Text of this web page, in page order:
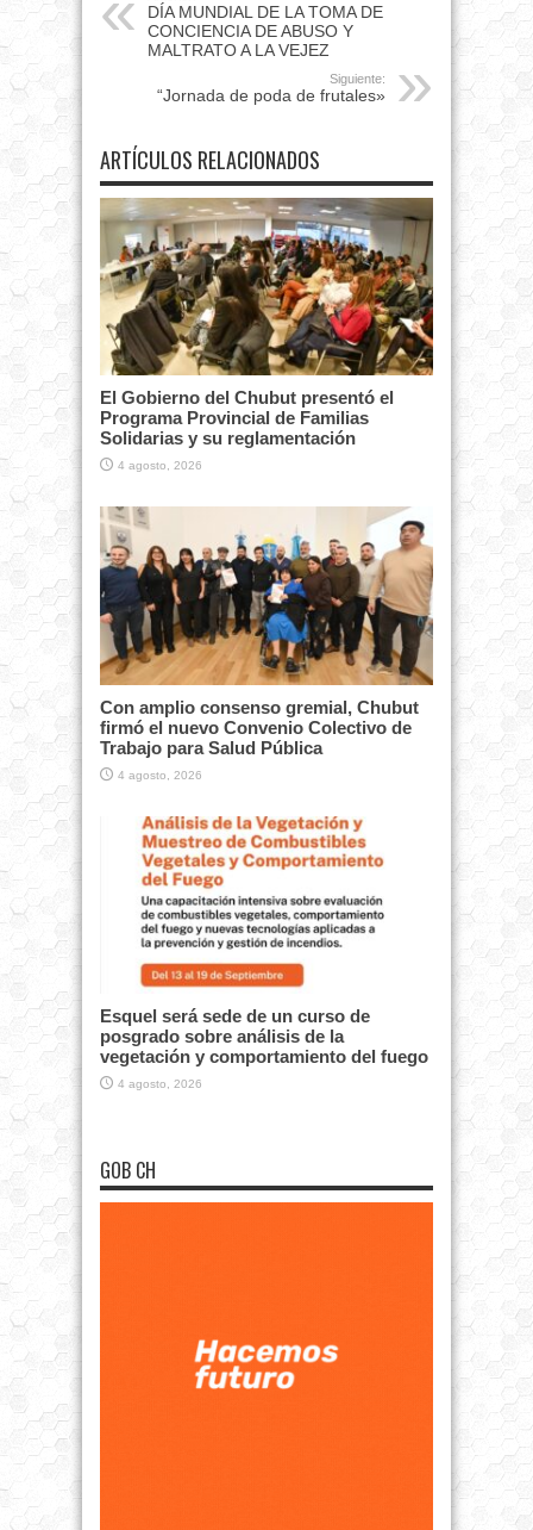
DÍA MUNDIAL DE LA TOMA DE
CONCIENCIA DE ABUSO Y
MALTRATO A LA VEJEZ
Siguiente:
“Jornada de poda de frutales»
ARTÍCULOS RELACIONADOS
El Gobierno del Chubut presentó el
Programa Provincial de Familias
Solidarias y su reglamentación
4 agosto, 2026
Con amplio consenso gremial, Chubut
firmó el nuevo Convenio Colectivo de
Trabajo para Salud Pública
4 agosto, 2026
Esquel será sede de un curso de
posgrado sobre análisis de la
vegetación y comportamiento del fuego
4 agosto, 2026
GOB CH